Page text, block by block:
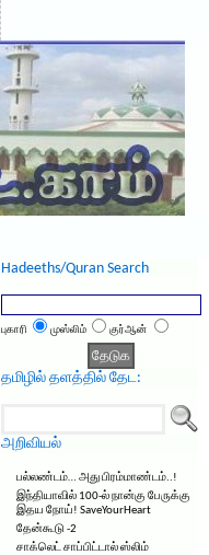
Hadeeths/Quran Search
புகாரி முஸ்லிம் குர்ஆன்
தமிழில் தளத்தில் தேட:
அறிவியல்
பல்லண்டம்… அது பிரம்மாண்டம்..!
இந்தியாவில் 100-ல் நான்கு பேருக்கு
இதய நோய்! SaveYourHeart
தேன்கூடு -2
சாக்லெட் சாப்பிட்டால் ஸ்லிம்